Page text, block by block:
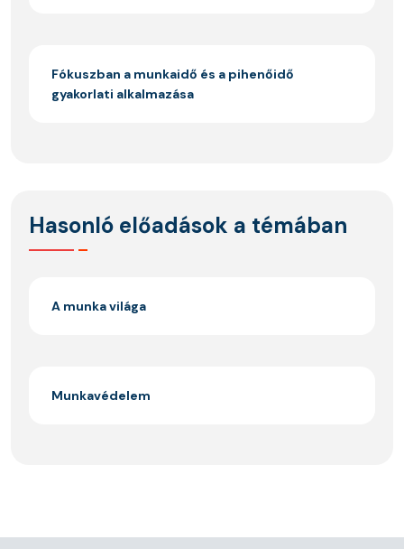
Fókuszban a munkaidő és a pihenőidő
gyakorlati alkalmazása
Hasonló előadások a témában
A munka világa
Munkavédelem